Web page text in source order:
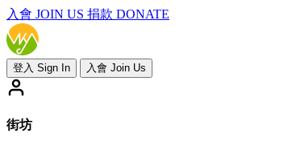
入會 JOIN US 捐款 DONATE
登入 Sign In 入會 Join Us
街坊